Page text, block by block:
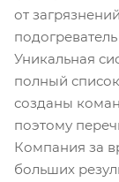
от
Уникальная
полный
созданы
поэтому
Компания за
больших